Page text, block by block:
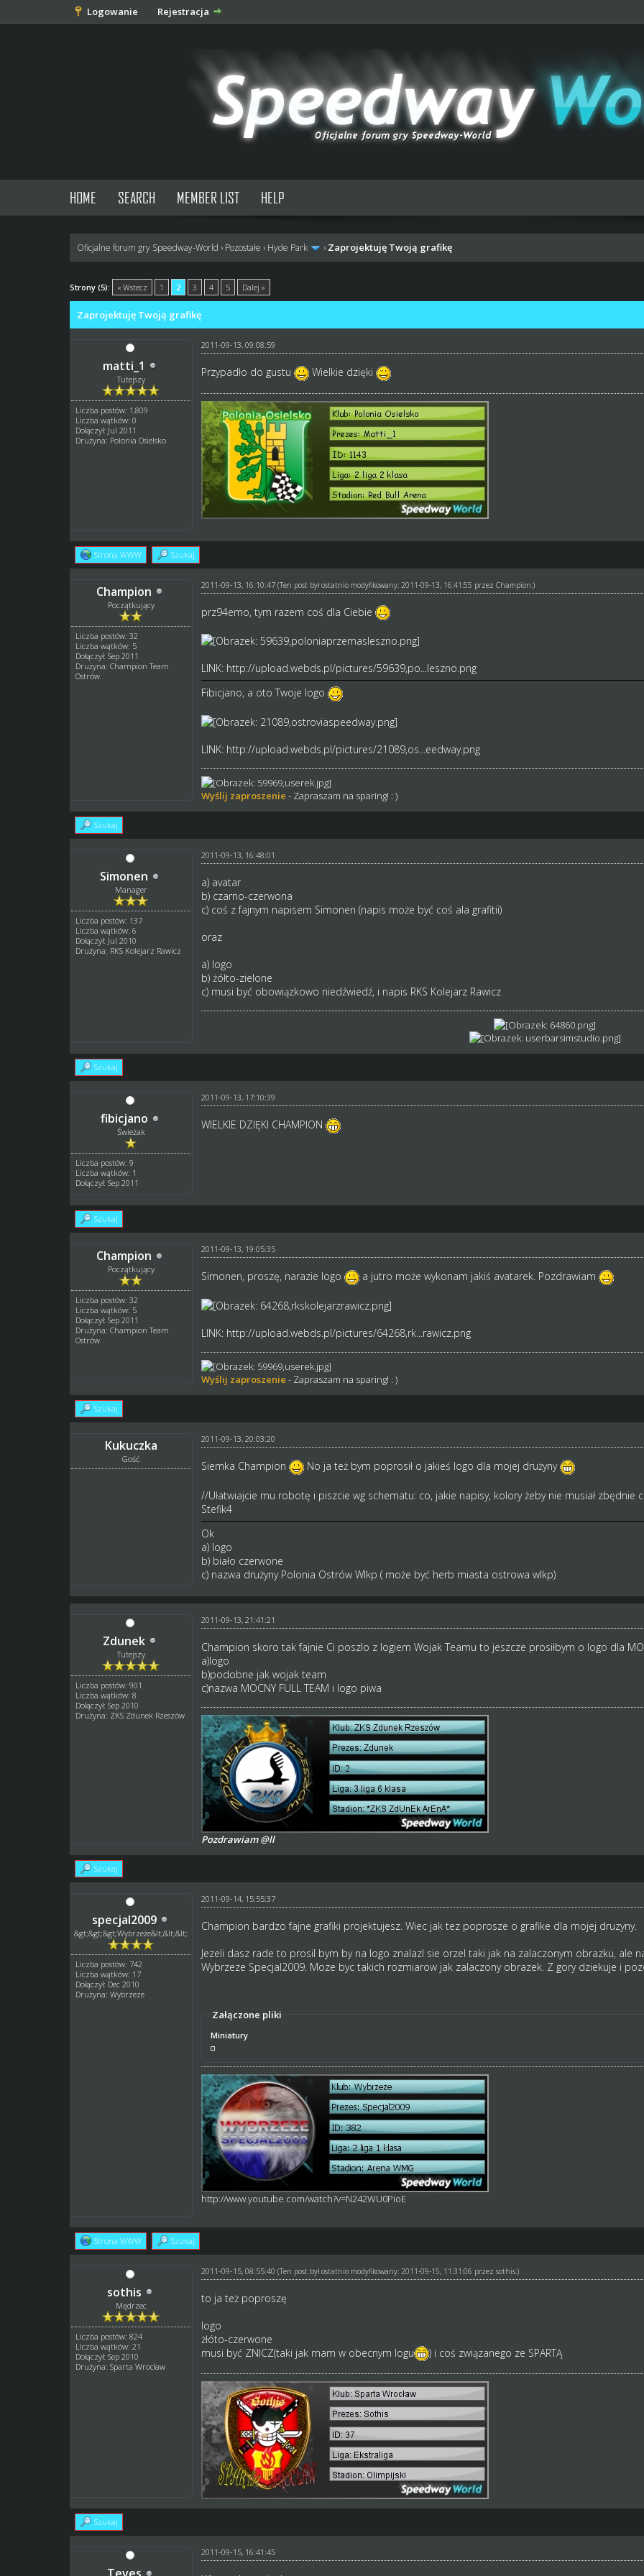
Logowanie Rejestracja
HOME SEARCH MEMBER LIST HELP
Oficjalne forum gry Speedway-World › Pozostałe › Hyde Park › Zaprojektuję Twoją grafikę
Strony (5): « Wstecz 1 2 3 4 5 Dalej »
głosów - średnia: 0
Zaprojektuję Twoją grafikę
matti_1
Tutejszy
Liczba postów: 1,809
Liczba wątków: 0
Dołączył: Jul 2011
Drużyna: Polonia Osielsko
2011-09-13, 09:08:59
Przypadło do gustu Wielkie dzięki
Strona WWW Szukaj
Champion
Początkujący
Liczba postów: 32
Liczba wątków: 5
Dołączył: Sep 2011
Drużyna: Champion Team
Ostrów
2011-09-13, 16:10:47 (Ten post był ostatnio modyfikowany: 2011-09-13, 16:41:55 przez Champion .)
prz94emo, tym razem coś dla Ciebie
LINK: http://upload.webds.pl/pictures/59639,po...leszno.png
Fibicjano, a oto Twoje logo
LINK: http://upload.webds.pl/pictures/21089,os...eedway.png
Wyślij zaproszenie - Zapraszam na sparing! : )
Szukaj
Simonen
Manager
Liczba postów: 137
Liczba wątków: 6
Dołączył: Jul 2010
Drużyna: RKS Kolejarz Rawicz
2011-09-13, 16:48:01
a) avatar
b) czarno-czerwona
c) coś z fajnym napisem Simonen (napis może być coś ala grafitii)
oraz
a) logo
b) żółto-zielone
c) musi być obowiązkowo niedźwiedź, i napis RKS Kolejarz Rawicz
Szukaj
fibicjano
Świeżak
Liczba postów: 9
Liczba wątków: 1
Dołączył: Sep 2011
2011-09-13, 17:10:39
WIELKIE DZIĘKI CHAMPION
Szukaj
Champion
Początkujący
Liczba postów: 32
Liczba wątków: 5
Dołączył: Sep 2011
Drużyna: Champion Team
Ostrów
2011-09-13, 19:05:35
Simonen, proszę, narazie logo a jutro może wykonam jakiś avatarek. Pozdrawiam
LINK: http://upload.webds.pl/pictures/64268,rk...rawicz.png
Wyślij zaproszenie - Zapraszam na sparing! : )
Szukaj
Kukuczka
Gość
2011-09-13, 20:03:20
Siemka Champion No ja też bym poprosił o jakieś logo dla mojej drużyny
//Ułatwiajcie mu robotę i piszcie wg schematu: co, jakie napisy, kolory żeby nie musiał zbędnie
Stefik4
Ok
a) logo
b) biało czerwone
c) nazwa drużyny Polonia Ostrów Wlkp ( może być herb miasta ostrowa wlkp)
Zdunek
Tutejszy
Liczba postów: 901
Liczba wątków: 8
Dołączył: Sep 2010
Drużyna: ZKS Zdunek Rzeszów
2011-09-13, 21:41:21
Champion skoro tak fajnie Ci poszlo z logiem Wojak Teamu to jeszcze prosiłbym o logo dla
a)logo
b)podobne jak wojak team
c)nazwa MOCNY FULL TEAM i logo piwa
Pozdrawiam @ll
Szukaj
specjal2009
&gt;&gt;&gt;Wybrzeże&lt;&lt;&lt;
Liczba postów: 742
Liczba wątków: 17
Dołączył: Dec 2010
Drużyna: Wybrzeze
2011-09-14, 15:55:37
Champion bardzo fajne grafiki projektujesz. Wiec jak tez poprosze o grafike dla mojej druzyny.
Jezeli dasz rade to prosil bym by na logo znalazl sie orzel taki jak na zalaczonym obrazku, ale
Wybrzeze Specjal2009. Moze byc takich rozmiarow jak zalaczony obrazek. Z gory dziekuje i
Załączone pliki
Miniatury
http://www.youtube.com/watch?v=N242WU0PioE
Strona WWW Szukaj
sothis
Mędrzec
Liczba postów: 824
Liczba wątków: 21
Dołączył: Sep 2010
Drużyna: Sparta Wrocław
2011-09-15, 08:55:40 (Ten post był ostatnio modyfikowany: 2011-09-15, 11:31:06 przez sothis.)
to ja też poproszę
logo
żłóto-czerwone
musi być ZNICZ(taki jak mam w obecnym logu
) i coś związanego ze SPARTĄ
Szukaj
2011-09-15, 16:41:45